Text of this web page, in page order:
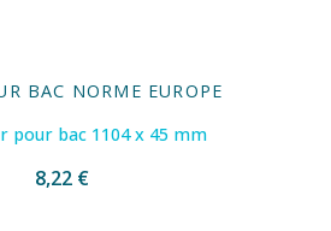
BAC NORME EUROPE
pour bac 1104 x 45 mm
8,22 €